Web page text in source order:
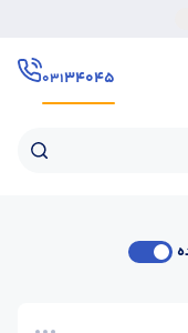
۳۴۰۴۵۰۳۱